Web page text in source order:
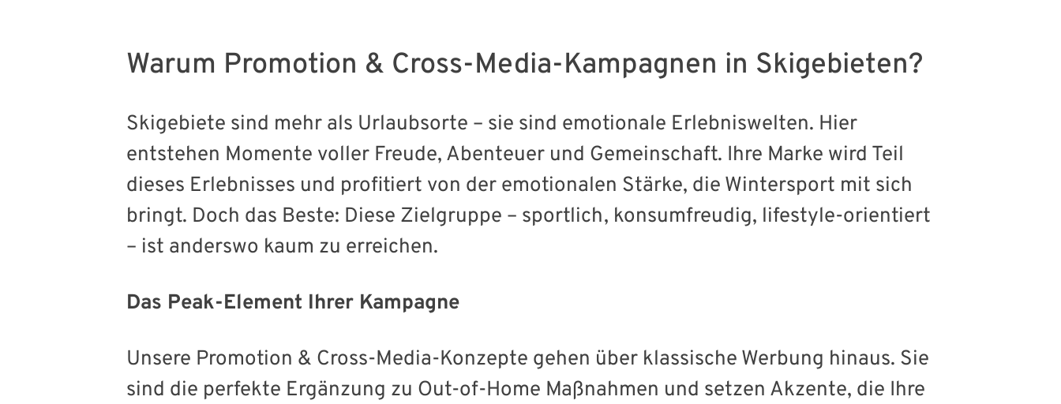
Warum Promotion & Cross-Media-Kampagnen in Skigebieten?
Skigebiete sind mehr als Urlaubsorte – sie sind emotionale Erlebniswelten. Hier
entstehen Momente voller Freude, Abenteuer und Gemeinschaft. Ihre Marke wird Teil
dieses Erlebnisses und profitiert von der emotionalen Stärke, die Wintersport mit sich
bringt. Doch das Beste: Diese Zielgruppe – sportlich, konsumfreudig, lifestyle-orientiert
– ist anderswo kaum zu erreichen.
Das Peak-Element Ihrer Kampagne
Unsere Promotion & Cross-Media-Konzepte gehen über klassische Werbung hinaus. Sie
sind die perfekte Ergänzung zu Out-of-Home Maßnahmen und setzen Akzente, die Ihre